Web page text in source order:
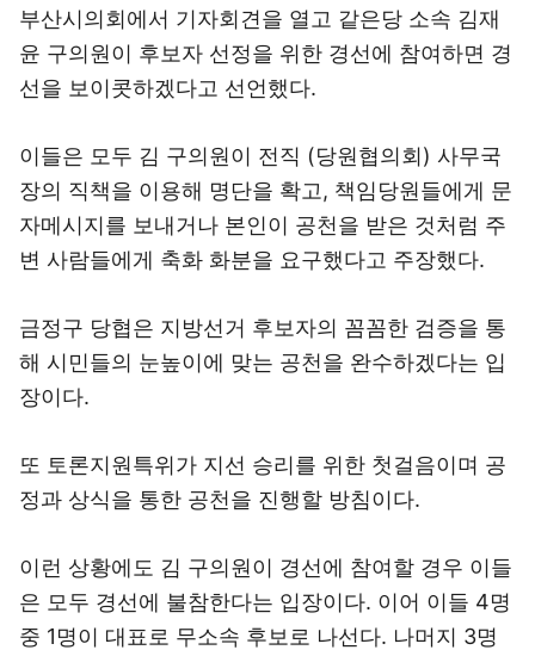
부산시의회에서 기자회견을 열고 같은당 소속 김재
윤 구의원이 후보자 선정을 위한 경선에 참여하면 경
선을 보이콧하겠다고 선언했다.
이들은 모두 김 구의원이 전직 (당원협의회) 사무국
장의 직책을 이용해 명단을 확고, 책임당원들에게 문
자메시지를 보내거나 본인이 공천을 받은 것처럼 주
변 사람들에게 축화 화분을 요구했다고 주장했다.
금정구 당협은 지방선거 후보자의 꼼꼼한 검증을 통
해 시민들의 눈높이에 맞는 공천을 완수하겠다는 입
장이다.
또 토론지원특위가 지선 승리를 위한 첫걸음이며 공
정과 상식을 통한 공천을 진행할 방침이다.
이런 상황에도 김 구의원이 경선에 참여할 경우 이들
은 모두 경선에 불참한다는 입장이다. 이어 이들 4명
중 1명이 대표로 무소속 후보로 나선다. 나머지 3명